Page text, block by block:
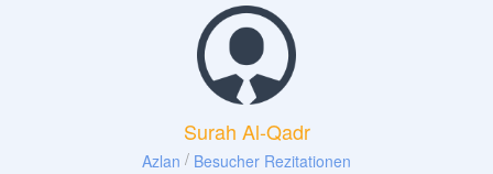
Surah Al-Qadr
Azlan / Besucher Rezitationen